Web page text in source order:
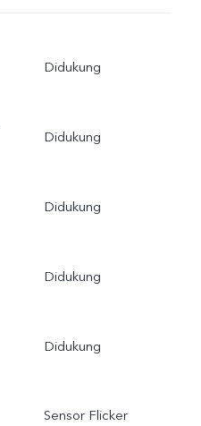
Didukung
Didukung
Didukung
Didukung
Didukung
Sensor Flicker